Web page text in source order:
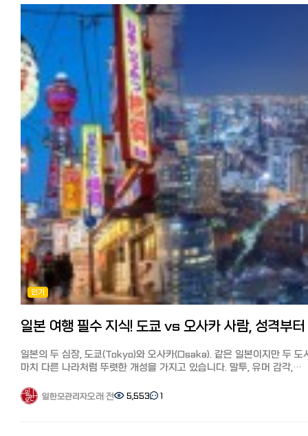
배송비 주문 총액이 5,000엔 이상이면 무료(미만은 약 800~1,500엔)
올리브영에서 한국 화장품 확인하기
MUSINSA(무신사) 특징 MUSINSA(무신사)는 한국 최대 규모의 패션
온라인 쇼핑몰이지만, 화장품도 다수 취급하고 있습니다.
화장품도 옷과 어울리는 트렌드 중심 라인업으로, 다른 곳에서는 찾기
엄선된 브랜드만을 취급하며, 옷과 화장품을 한 번에 구매할 수 있다는
특징입니다.
배송비 주문 총액이 12,000엔 이상이면 무료(미만은 약 330~2,000엔)
MUSINSA(무신사) 뷰티에서 한국 화장품 확인하기
Qoo10(큐텐) 특징 다양한 한국 제품을 저렴하게 구입할 수 있는 쇼핑몰로
유명한 Qoo10(큐텐)에서 한국 화장품을 구매하는 분들도 많을 것 같습
다양한 제품 구성과 최대 20% 할인되는 메가 와리, 그리고 한국 매장이
직접 입점해 현지 가격에 구매할 수 있다는 점도 특징입니다.
배송비 출점 점포마다 다르지만, 무료 배송인 상품도 많이 있습니다.
Qoo10(큐텐)에서 한국 화장품 확인하기
SAZO(사조) 특징 최근 일본 온라인 쇼핑몰보다 저렴해서 화제가 된
한국 구매 대행 사이트 SAZO(사조)라면, 일본 쇼핑몰에서는 구할 수 없
한국 화장품을 구매할 수 있습니다.
게다가 한국에서 직배송되기 때문에 중간 비용이 적고 현지가에 가까운
가격에 구매할 수 있습니다.
해당 상품의 한국 온라인 쇼핑 URL을 SAZO(사조)의 검색창에 복사·
붙여넣기만 하면, 화장품은 물론 패션 아이템·잡화·K-POP 굿즈 등 한국
현지 상품을 손쉽게 구매할 수 있습니다.
쇼핑몰과 SAZO(사조)에서 가격을 비교해 본 결과, SAZO(사조)가 가장
배송비 상품 가격 외에도 배송비·관세·수수료·환산 후 금액 등을 AI가
자동으로 계산해 확정 금액을 제시합니다.
+배송비 500엔에 구매했는데, 사조의 경우 현지 유통비 1,342엔+현지
배송비 350엔+국제 배송비 547엔+관세·세금 135엔-쿠폰 547엔으로
: 10~18만엔, 6~12만엔, 800~1,500엔, 일본 최고 수준의 물가
오사카: 7~12만엔, 4~8만엔, 600~1,200엔, 선택의 폭이 넓고 가성비
후쿠오카: 5~9만엔, 3~6만엔,,500~1,000엔대도시 중 물가 가장 저렴
교토8~15: 만엔 ,5~9만엔, 700~1,300엔, 관광지 중심의 높은 물가 도쿄:
시부야, 신주쿠 등 중심가는 매우 비싸지만, 사이타마나 치바 등 외곽으로
눈을 돌리면 비용을 절감할 수 있습니다.
오사카: 저렴한 길거리 음식이 많아 식비 부담이 적고, 숙소 선택지가
다양합니다.
후쿠오카: 가성비 끝판왕. 낮은 월세와 저렴한 물가 덕분에 장기 거주 시
만족도가 매우 높습니다.
교토: 관광지 특수성 때문에 숙소비가 비싼 편이며, 생활비를 아끼려면
마트를 적극 활용해야 합니다.
2. 교통 환경: 이동의 편리함 도시교통비 (1개월 정기권)특징
도쿄: 1.5~2만엔, 세계 최고 수준의 철도망, 복잡함 주의
오사카: 1~1.5만엔, 지하철·전철망 완벽, 인근 도시 이동 용이
후쿠오카: 5~8천엔, 컴팩트 시티, 도보와 자전거 이동 가능
교토: 6~9천엔, 버스 중심, 관광 시즌 교통 체증 심함 도쿄/오사카:
대중교통만으로 어디든 갈 수 있지만 출퇴근 시간 '지옥철'은 감수해야
합니다. 후쿠오카: 공항과 시내가 가깝고 규모가 작아 자전거 한 대만 있으면
어디든 갈 수 있는 여유가 있습니다. 교토: 지하철 노선이 적어 버스 이용이
필수지만, 관광객이 몰리는 시즌에는 버스를 타기조차 힘들 수 있습니다.
3. 미식 가이드: 매일 무엇을 먹을까? 도쿄 (미식의 정점): 미슐랭 식당부터
트렌디한 카페까지, 전 세계 모든 요리를 수준 높게 즐길 수 있습니다.
오사카 (천하의 부엌): 타코야키, 오코노미야키 등 '먹다 망한다'는 말이
정도로 다양하고 맛있는 길거리 음식의 천국입니다. 후쿠오카 (국물의 풍미):
진한 돈코츠 라멘과 모츠나베가 일품이며, 해산물이 신선하고 가격이 매
건강한 일본 전통 식문화를 깊이 있게 체험할 수 있습니다.
4. 기후와 날씨: 언제 떠나는 게 좋을까? 한달살기 시 날씨는 삶의 질을
좌우합니다.
도쿄: 사계절이 뚜렷하며 겨울에도 비교적 맑고 온화합니다. 오사카 & 교토:
인기
일본의 두 심장, 도쿄(Tokyo)와 오사카(Osaka). 같은 일본이지만 두 도
마치 다른 나라처럼 뚜렷한 개성을 가지고 있습니다. 말투, 유머 감각,
반드시 공감할 도쿄인과 오사카인의 7가지 결정적 차이를 정리해 드립
1. 역사적 배경: 무사의 도시 vs 상인의 도시 도쿄와 오사카의 기질 차
일한모관리자오래 전 5,553 1